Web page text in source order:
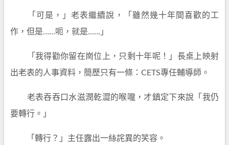
「可是，」老表繼續說，「雖然幾十年間喜歡的工
作，但是……呃，就是……」
「我得勸你留在崗位上，只剩十年呢！」長桌上映射
出老表的人事資料，簡歷只有一條：CETS專任輔導師。
老表吞吞口水滋潤乾澀的喉嚨，才鎮定下來說「我仍
要轉行。」
「轉行？」主任露出一絲詫異的笑容。